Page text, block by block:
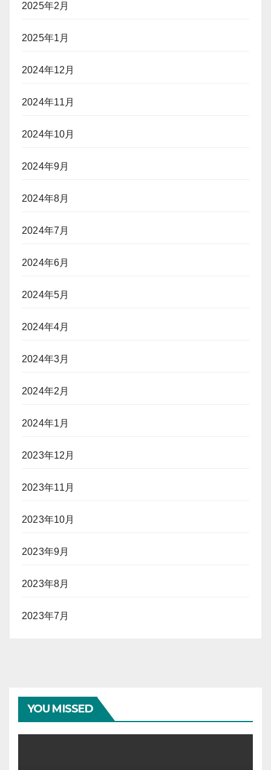
2025年2月
2025年1月
2024年12月
2024年11月
2024年10月
2024年9月
2024年8月
2024年7月
2024年6月
2024年5月
2024年4月
2024年3月
2024年2月
2024年1月
2023年12月
2023年11月
2023年10月
2023年9月
2023年8月
2023年7月
YOU MISSED